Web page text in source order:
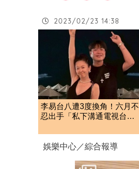
2023/02/23 14:38
李易台八遭3度換角！六月不
忍出手「私下溝通電視台」
娛樂中心／綜合報導